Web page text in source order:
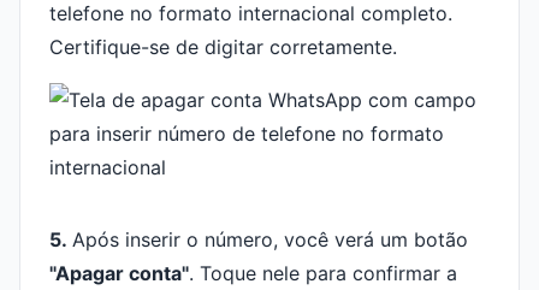
telefone no formato internacional completo.
Certifique-se de digitar corretamente.
5. Após inserir o número, você verá um botão
"Apagar conta". Toque nele para confirmar a